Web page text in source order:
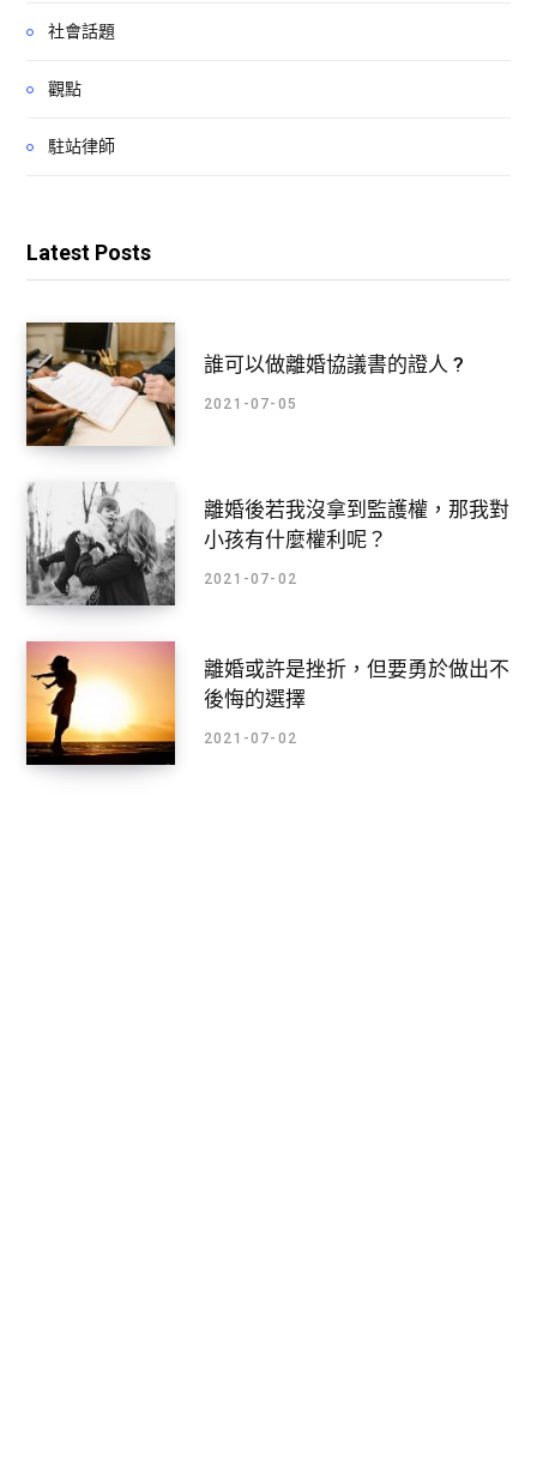
社會話題
觀點
駐站律師
Latest Posts
誰可以做離婚協議書的證人 ?
2021-07-05
離婚後若我沒拿到監護權，那我對
小孩有什麼權利呢？
2021-07-02
離婚或許是挫折，但要勇於做出不
後悔的選擇
2021-07-02